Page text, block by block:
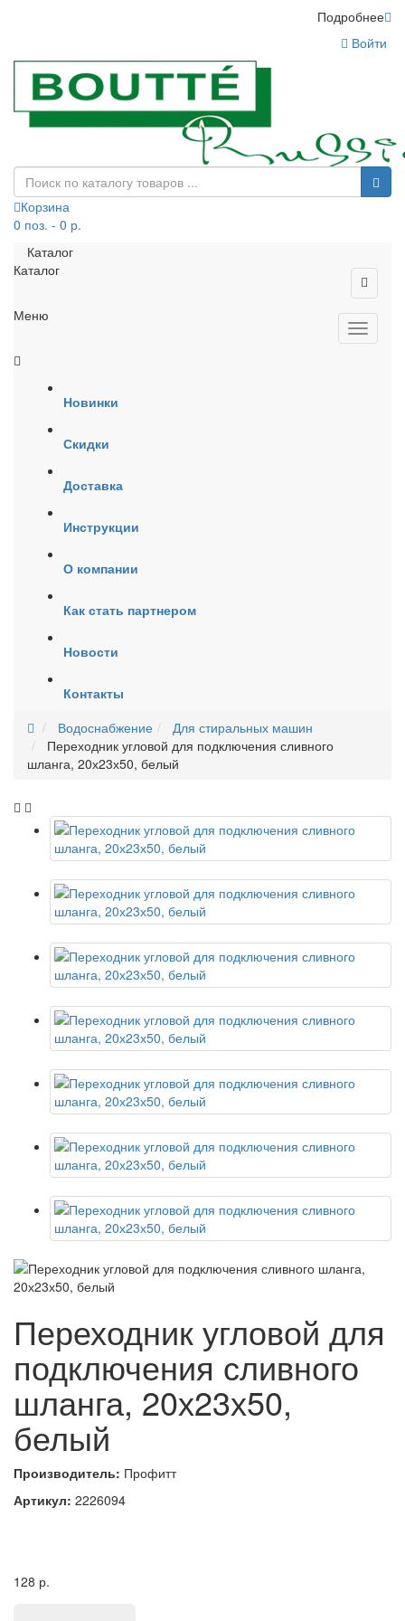
Подробнее
Войти
Корзина
0 поз. - 0 р.
Каталог
Каталог
Меню
Новинки
Скидки
Доставка
Инструкции
О компании
Как стать партнером
Новости
Контакты
Водоснабжение
Для стиральных машин
Переходник угловой для подключения сливного
шланга, 20х23х50, белый
Переходник угловой для
подключения сливного
шланга, 20х23х50,
белый
Производитель: Профитт
Артикул: 2226094
128 р.